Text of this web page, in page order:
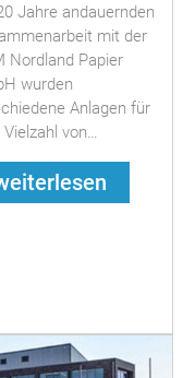
Jahre andauernden
mit der
Nordland Papier
wurden
Anlagen für
Vielzahl von…